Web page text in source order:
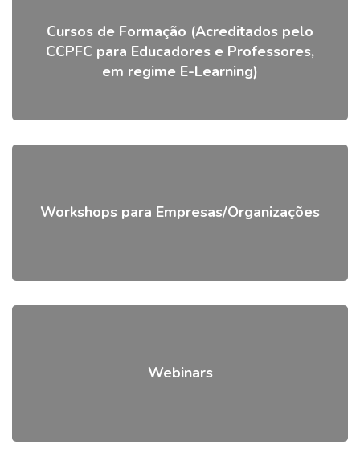
Cursos de Formação (Acreditados pelo
CCPFC para Educadores e Professores,
em regime E-Learning)
Workshops para Empresas/Organizações
Webinars